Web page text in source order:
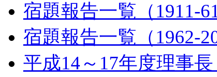
宿題報告一覧（1911-
宿題報告一覧（1962-
平成14～17年度理